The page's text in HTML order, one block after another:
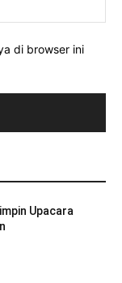
di browser ini
Upacara